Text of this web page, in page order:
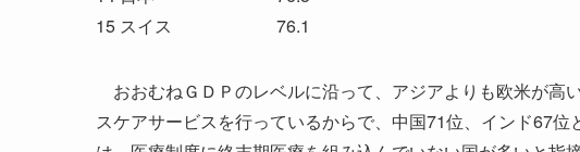
15 スイス 76.1
おおむねＧＤＰのレベルに沿って、アジアよりも欧米が高
スケアサービスを行っているからで、中国71位、インド67